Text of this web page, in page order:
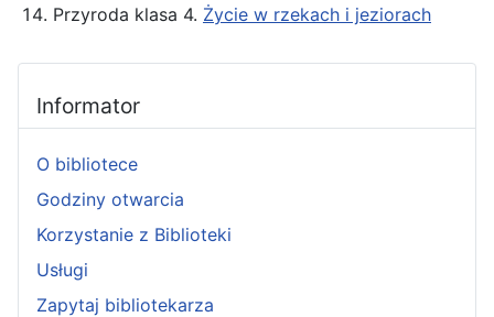
Informator
O bibliotece
Godziny otwarcia
Korzystanie z Biblioteki
Usługi
Zapytaj bibliotekarza
Przyroda klasa 4. Życie w rzekach i jeziorach